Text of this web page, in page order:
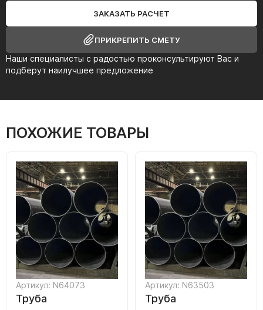
Наши специалисты с радостью проконсультируют Вас и
подберут наилучшее предложение
ЗАКАЗАТЬ РАСЧЕТ
ПРИКРЕПИТЬ СМЕТУ
ПОХОЖИЕ ТОВАРЫ
Артикул: N64073
Труба
Артикул: N63503
Труба